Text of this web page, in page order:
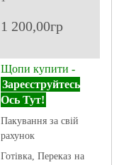
1 200,00гр
Щопи купити -
Зареєструйтесь
Ось Тут!
Пакування за свій
рахунок
Готівка, Переказ на